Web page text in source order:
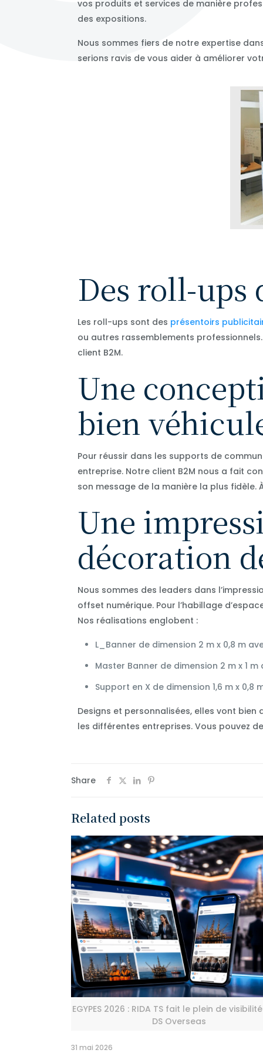
vos produits et services de manière
des expositions.
Nous sommes fiers de notre expertise
serions ravis de vous aider à améliorer
Des roll-ups
Les roll-ups sont des présentoirs
ou autres rassemblements
client B2M.
Une
bien
Pour réussir dans les supports de
entreprise. Notre client B2M nous a fait
son message de la manière la plus fidèle.
Une
décoration
Nous sommes des leaders dans
offset numérique. Pour l’habillage
Nos réalisations englobent :
L_Banner de dimension 2 m x 0,8 m
Master Banner de dimension 2 m x 1
Support en X de dimension 1,6 m x
Designs et personnalisées, elles vont
les différentes entreprises. Vous pouvez
Share
Related posts
EGYPES 2026 : RIDA TS fait le plein de
DS Overseas
31 mai 2026